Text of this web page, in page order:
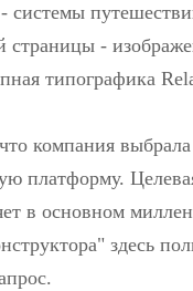
системы
страницы -
типографика
компания
платформу.
в основном
здесь